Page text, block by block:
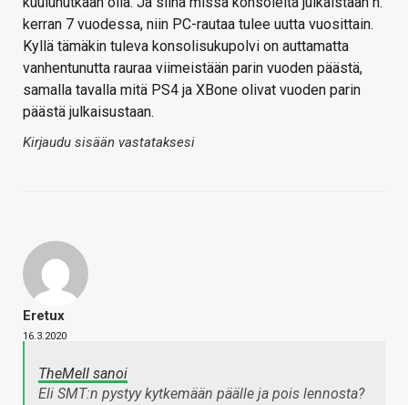
kerran 7 vuodessa, niin PC-rautaa tulee uutta vuosittain.
Kyllä tämäkin tuleva konsolisukupolvi on auttamatta
vanhentunutta rauraa viimeistään parin vuoden päästä,
samalla tavalla mitä PS4 ja XBone olivat vuoden parin
päästä julkaisustaan.
Kirjaudu sisään vastataksesi
Eretux
16.3.2020
TheMeII sanoi
Eli SMT:n pystyy kytkemään päälle ja pois lennosta?